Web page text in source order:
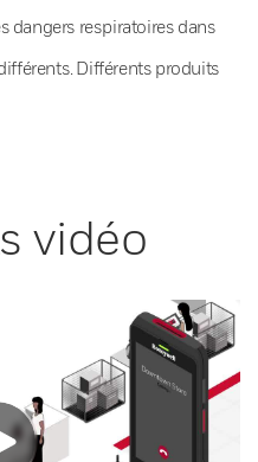
dangers respiratoires dans
Différents produits
vidéo